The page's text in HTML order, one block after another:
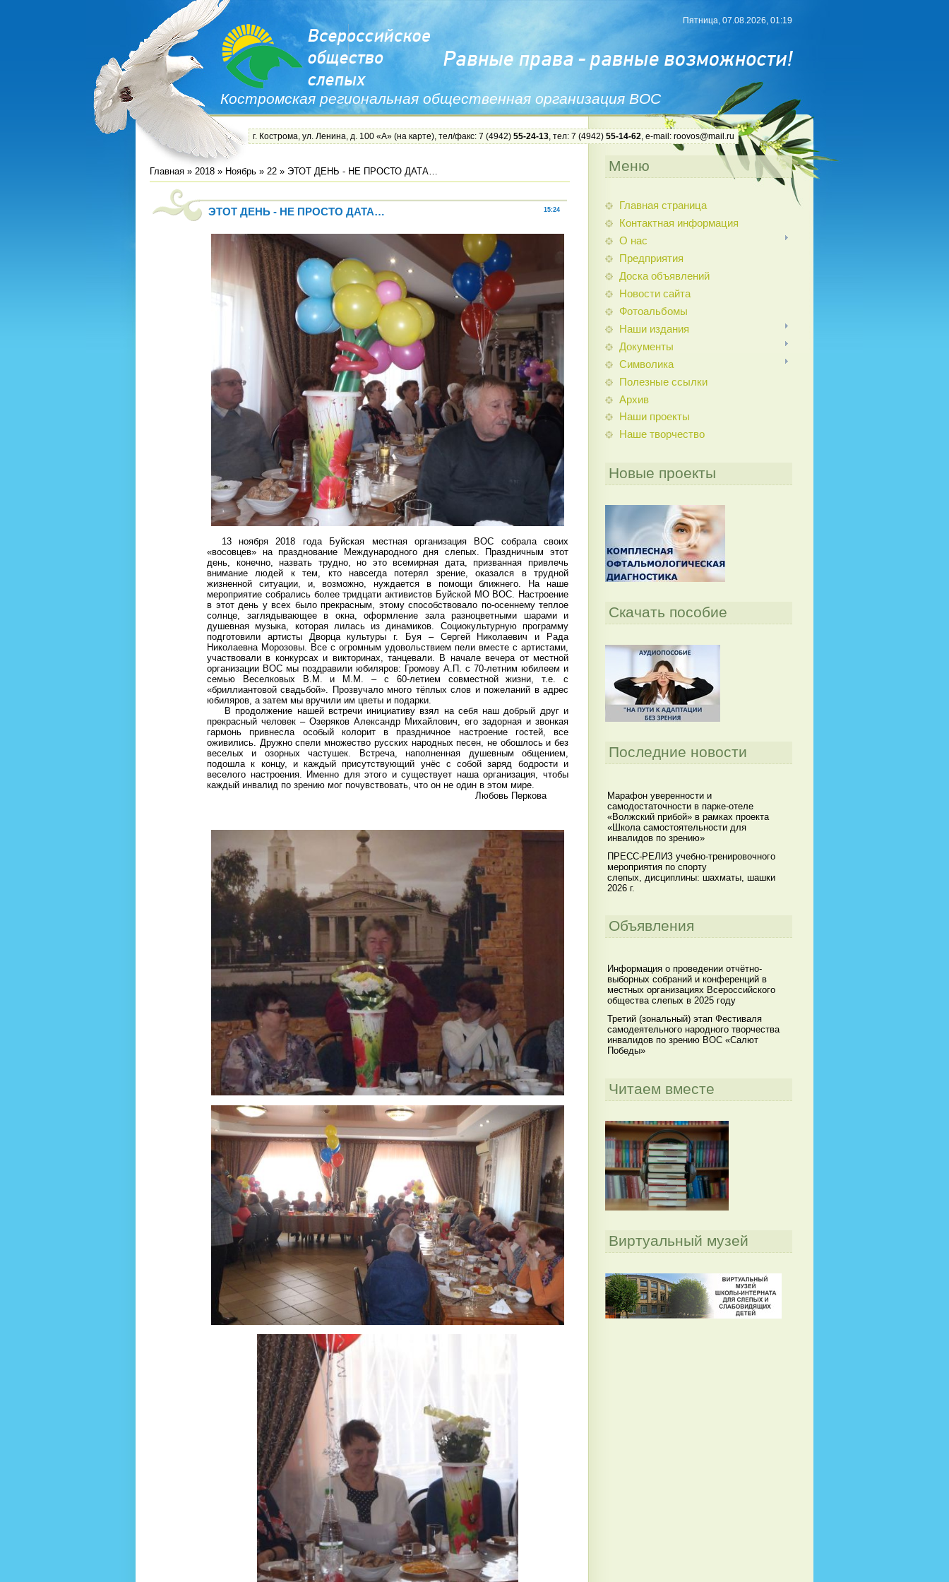
Костромская региональная общественная организация ВОС
Пятница, 07.08.2026, 01:19
г. Кострома, ул. Ленина, д. 100 «А» (на карте), тел/факс: 7 (4942) 55-24-13, тел: 7 (4942) 55-14-62, e-mail: roovos@mail.ru
Главная » 2018 » Ноябрь » 22 » ЭТОТ ДЕНЬ - НЕ ПРОСТО ДАТА…
15:24
ЭТОТ ДЕНЬ - НЕ ПРОСТО ДАТА…
13 ноября 2018 года Буйская местная организация ВОС собрала своих
«восовцев» на празднование Международного дня слепых. Праздничным этот
день, конечно, назвать трудно, но это всемирная дата, призванная привлечь
внимание людей к тем, кто навсегда потерял зрение, оказался в трудной
жизненной ситуации, и, возможно, нуждается в помощи ближнего. На наше
мероприятие собрались более тридцати активистов Буйской МО ВОС. Настроение
в этот день у всех было прекрасным, этому способствовало по-осеннему теплое
солнце, заглядывающее в окна, оформление зала разноцветными шарами и
душевная музыка, которая лилась из динамиков. Социокультурную программу
подготовили артисты Дворца культуры г. Буя – Сергей Николаевич и Рада
Николаевна Морозовы. Все с огромным удовольствием пели вместе с артистами,
участвовали в конкурсах и викторинах, танцевали. В начале вечера от местной
организации ВОС мы поздравили юбиляров: Громову А.П. с 70-летним юбилеем и
семью Веселковых В.М. и М.М. – с 60-летием совместной жизни, т.е. с
«бриллиантовой свадьбой». Прозвучало много тёплых слов и пожеланий в адрес
юбиляров, а затем мы вручили им цветы и подарки.
В продолжение нашей встречи инициативу взял на себя наш добрый друг и
прекрасный человек – Озеряков Александр Михайлович, его задорная и звонкая
гармонь привнесла особый колорит в праздничное настроение гостей, все
оживились. Дружно спели множество русских народных песен, не обошлось и без
веселых и озорных частушек. Встреча, наполненная душевным общением,
подошла к концу, и каждый присутствующий унёс с собой заряд бодрости и
веселого настроения. Именно для этого и существует наша организация, чтобы
каждый инвалид по зрению мог почувствовать, что он не один в этом мире.
Любовь Перкова
Меню
Главная страница
Контактная информация
О нас
Предприятия
Доска объявлений
Новости сайта
Фотоальбомы
Наши издания
Документы
Символика
Полезные ссылки
Архив
Наши проекты
Наше творчество
Новые проекты
Скачать пособие
Последние новости
Марафон уверенности и
самодостаточности в парке-отеле
«Волжский прибой» в рамках проекта
«Школа самостоятельности для
инвалидов по зрению»
ПРЕСС-РЕЛИЗ учебно-тренировочного
мероприятия по спорту
слепых, дисциплины: шахматы, шашки
2026 г.
Объявления
Информация о проведении отчётно-
выборных собраний и конференций в
местных организациях Всероссийского
общества слепых в 2025 году
Третий (зональный) этап Фестиваля
самодеятельного народного творчества
инвалидов по зрению ВОС «Салют
Победы»
Читаем вместе
Виртуальный музей